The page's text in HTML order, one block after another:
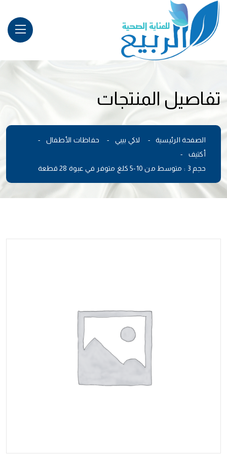
تفاصيل المنتجات
الصفحة الرئيسية لاكي بيبي
حفاظات الأطفال
أكتيف
حجم 3 : متوسط من 10-5 كلغ متوفر في عبوة 28 قطعة